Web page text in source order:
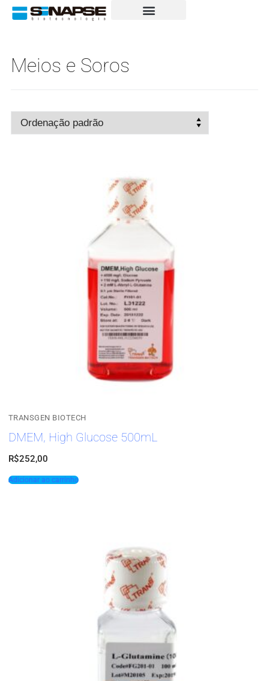
Meios e Soros
TRANSGEN BIOTECH
DMEM, High Glucose 500mL
R$252,00
Adicionar ao carrinho